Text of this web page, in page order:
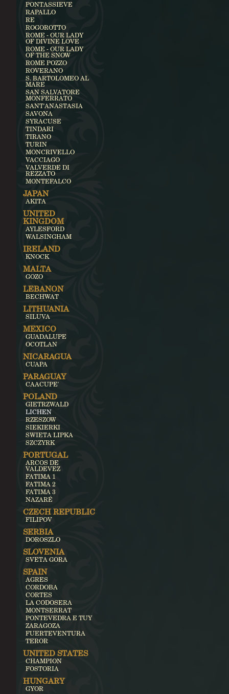
PONTASSIEVE
RAPALLO
RE
ROGOROTTO
ROME - OUR LADY
OF DIVINE LOVE
ROME - OUR LADY
OF THE SNOW
ROME POZZO
ROVERANO
S. BARTOLOMEO AL
MARE
SAN SALVATORE
MONFERRATO
SANT'ANASTASIA
SAVONA
SYRACUSE
TINDARI
TIRANO
TURIN
MONCRIVELLO
VACCIAGO
VALVERDE DI
REZZATO
MONTEFALCO
JAPAN
AKITA
UNITED
KINGDOM
AYLESFORD
WALSINGHAM
IRELAND
KNOCK
MALTA
GOZO
LEBANON
BECHWAT
LITHUANIA
SILUVA
MEXICO
GUADALUPE
OCOTLAN
NICARAGUA
CUAPA
PARAGUAY
CAACUPE'
POLAND
GIETRZWALD
LICHEN
RZESZOW
SIEKIERKI
SWIETA LIPKA
SZCZYRK
PORTUGAL
ARCOS DE
VALDEVEZ
FATIMA 1
FATIMA 2
FATIMA 3
NAZARÉ
CZECH REPUBLIC
FILIPOV
SERBIA
DOROSZLO
SLOVENIA
SVETA GORA
SPAIN
AGRES
CORDOBA
CORTES
LA CODOSERA
MONTSERRAT
PONTEVEDRA E TUY
ZARAGOZA
FUERTEVENTURA
TEROR
UNITED STATES
CHAMPION
FOSTORIA
HUNGARY
GYOR